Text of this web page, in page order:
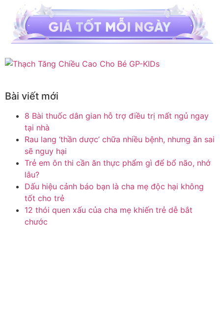
Bài viết mới
8 Bài thuốc dân gian hỗ trợ điều trị mất ngủ ngay
tại nhà
Rau lang ‘thần dược’ chữa nhiều bệnh, nhưng ăn sai
sẽ nguy hại
Trẻ em ôn thi cần ăn thực phẩm gì để bổ não, nhớ
lâu?
Dấu hiệu cảnh báo bạn là cha mẹ độc hại không
tốt cho trẻ
12 thói quen xấu của cha mẹ khiến trẻ dễ bắt
chước